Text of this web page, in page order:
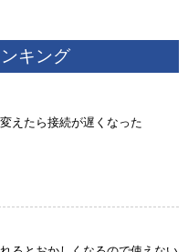
キング
えたら接続が遅くなった